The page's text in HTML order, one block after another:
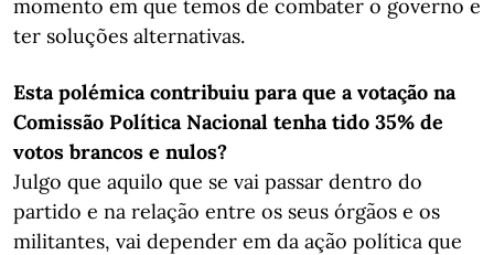
momento em que temos de combater o governo e
ter soluções alternativas.
Esta polémica contribuiu para que a votação na
Comissão Política Nacional tenha tido 35% de
votos brancos e nulos?
Julgo que aquilo que se vai passar dentro do
partido e na relação entre os seus órgãos e os
militantes, vai depender em da ação política que